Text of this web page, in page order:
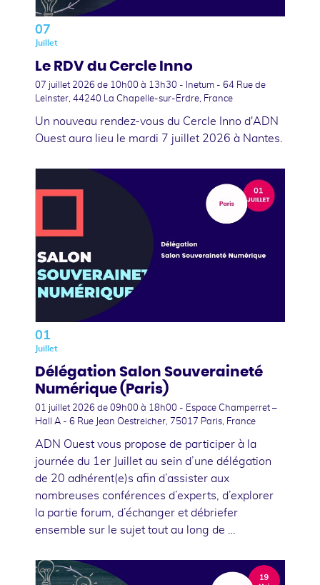
07
Juillet
Le RDV du Cercle Inno
07 juillet 2026 de 10h00 à 13h30 - Inetum - 64 Rue de
Leinster, 44240 La Chapelle-sur-Erdre, France
Un nouveau rendez-vous du Cercle Inno d'ADN
Ouest aura lieu le mardi 7 juillet 2026 à Nantes.
01
Juillet
Délégation Salon Souveraineté
Numérique (Paris)
01 juillet 2026 de 09h00 à 18h00 - Espace Champerret –
Hall A - 6 Rue Jean Oestreicher, 75017 Paris, France
ADN Ouest vous propose de participer à la
journée du 1er Juillet au sein d’une délégation
de 20 adhérent(e)s afin d’assister aux
nombreuses conférences d’experts, d’explorer
la partie forum, d’échanger et débriefer
ensemble sur le sujet tout au long de …